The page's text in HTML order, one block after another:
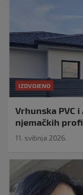
IZDVOJENO
Vrhunska PVC
njemačkih
11. svibnja 2026.